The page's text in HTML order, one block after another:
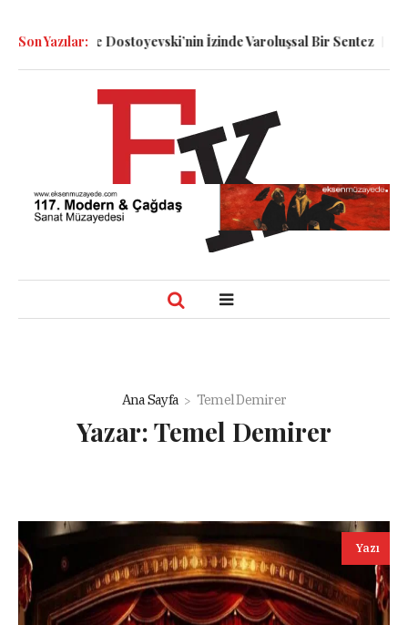
Son Yazılar:
ve Dostoyevski’nin İzinde Varoluşsal Bir Sentez Herbert
Ana Sayfa Temel Demirer
Yazar:Temel Demirer
Yazı